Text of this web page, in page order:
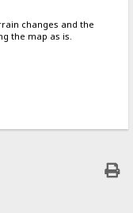
changes and the
the map as is.